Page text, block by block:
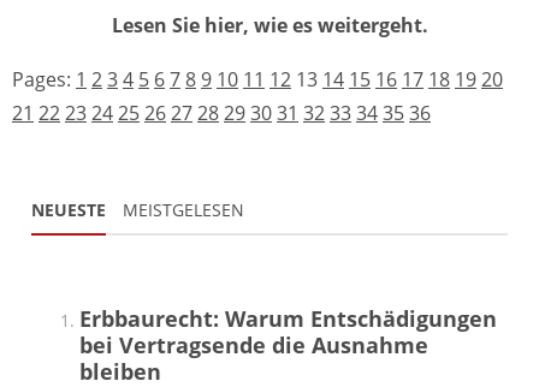
Lesen Sie hier, wie es weitergeht.
Pages: 1 234 5 678 9 10 11 12 13 14 15 16 17 18 1920
21 22232425262728293031 3233343536
NEUESTE MEISTGELESEN
Erbbaurecht: Warum Entschädigungen
bei Vertragsende die Ausnahme
bleiben